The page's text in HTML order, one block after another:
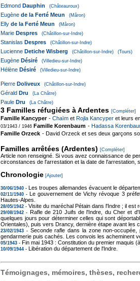
Edmond Dauphin (Châteauroux)
Eugène de la Ferté Meun (Mâron)
Elly de la Ferté Meun (Mâron)
Marie Despres (Châtillon-sur-Indre)
Stanislas Despres (Châtillon-sur-Indre)
Lucienne Detiche Wisberg (Châtillon-sur-Indre) (Tours)
Eugène Désiré (Villedieu-sur-Indre)
Hélène Désiré (Villedieu-sur-Indre)
Pierre Doliveux (Châtillon-sur-Indre)
Gérald Dru (La Châtre)
Paule Dru (La Châtre)
3 Familles réfugiées à Ardentes [Compléter]
Famille Kancyper - Chaïm et Rojla Kancyper et leurs
03/1943 / 1946 Famille Korenbaum - Hadassa
Famille Orzeck - David Orzeck et ses deux garçons
Familles arrêtées (Ardentes) [Compléter]
Article non renseigné. Si vous avez connaissance de
circonstances de l'arrestation et la date de l'arrestation,
Chronologie [Ajouter]
30/06/1940 - Les troupes allemandes évacuent le
02/11/1940 - Le gouvernement de Vichy révoque 3
Hautes-Alpes.
28/05/1942 - Visite du maréchal Pétain dans l'Indre ; il est
29/08/1942 - Rafle de 210 Juifs de l'Indre, du Cher et
quelques jours pour déterminer celles qui sont
Orientales), puis vers Drancy, dernière étape avant les
23/02/1943 - Seconde rafle dans la zone non-
gendarmerie puis cachés. Les convois les acheminent
05/1943 - Fin mai 1943 : Constitution du premier maquis
10/09/1944 - Libération du département de l'Indre.
Témoignages, mémoires, thèses,